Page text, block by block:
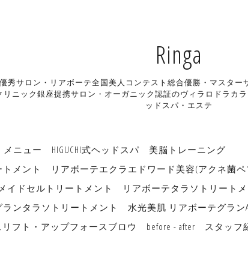
Ringa
秀サロン・リアボーテ全国美人コンテスト総合優勝・マスター
ニック銀座提携サロン・オーガニック認証のヴィラロドラカ
ッドスパ・エステ
メニュー HIGUCHI式ヘッドスパ
美脳トレーニン
トメント
リアボーテエクラエドワード美容(アクネ菌ペ
イドセルトリートメント
リアボーテタラソトリートメ
ンタラソトリートメント
水光美肌 リアボーテグラン
フト・アップフォースブロウ
before - after スタッフ